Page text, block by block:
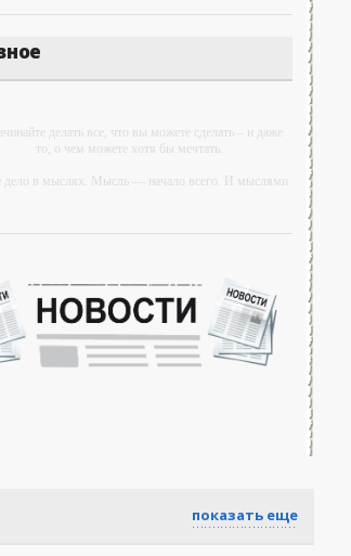
делать все, что вы можете сделать – и даже
то, о чем можете хотя бы мечтать.
дело в мыслях. Мысль — начало всего. И мыслями
большое богатство — это ум. Самая большая
— глупость. Из всех страхов самый пугающий —
самолюбование.
что можно сделать с хорошим советом, это
показать еще